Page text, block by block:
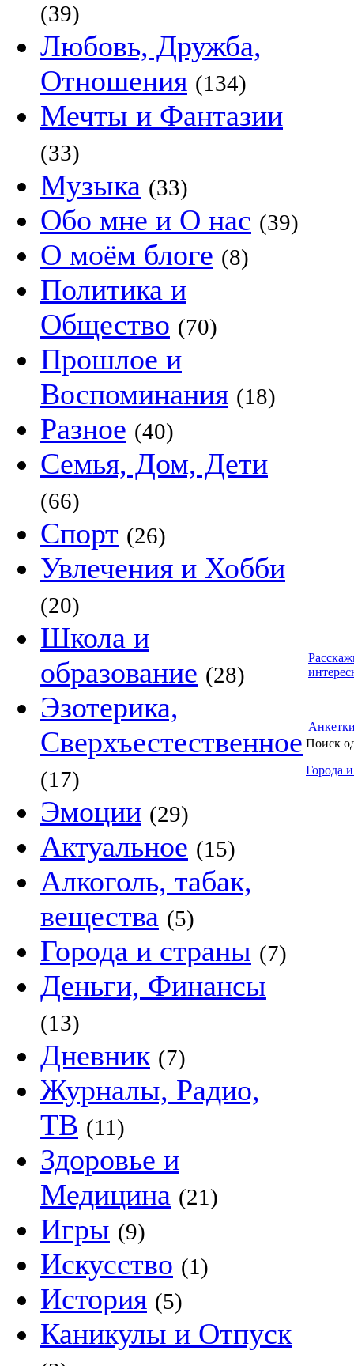
(39)
Любовь, Дружба,
Отношения (134)
Мечты и Фантазии
(33)
Музыка (33)
Обо мне и О нас (39)
О моём блоге (8)
Политика и
Общество (70)
Прошлое и
Воспоминания (18)
Разное (40)
Семья, Дом, Дети
(66)
Спорт (26)
Увлечения и Хобби
(20)
Школа и
образование (28)
Эзотерика,
Сверхъестественное
(17)
Эмоции (29)
Актуальное (15)
Алкоголь, табак,
вещества (5)
Города и страны (7)
Деньги, Финансы
(13)
Дневник (7)
Журналы, Радио,
ТВ (11)
Здоровье и
Медицина (21)
Игры (9)
Искусство (1)
История (5)
Каникулы и Отпуск
Поиск
Города